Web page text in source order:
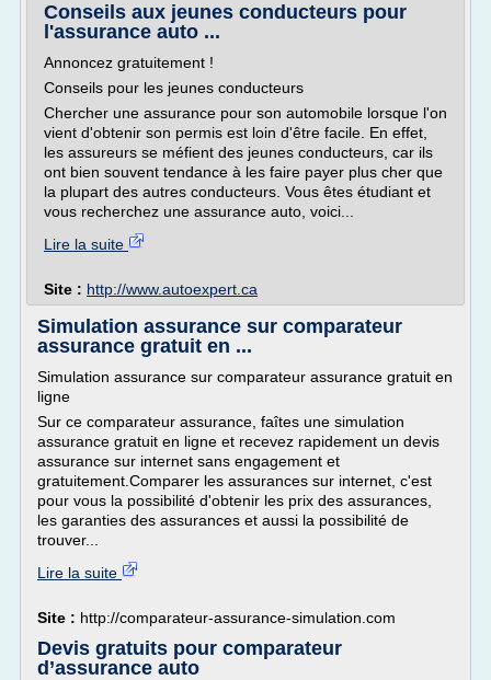
Conseils aux jeunes conducteurs pour
l'assurance auto ...
Annoncez gratuitement !
Conseils pour les jeunes conducteurs
Chercher une assurance pour son automobile lorsque l'on
vient d'obtenir son permis est loin d'être facile. En effet,
les assureurs se méfient des jeunes conducteurs, car ils
ont bien souvent tendance à les faire payer plus cher que
la plupart des autres conducteurs. Vous êtes étudiant et
vous recherchez une assurance auto, voici...
Lire la suite
Site : http://www.autoexpert.ca
Simulation assurance sur comparateur
assurance gratuit en ...
Simulation assurance sur comparateur assurance gratuit en
ligne
Sur ce comparateur assurance, faîtes une simulation
assurance gratuit en ligne et recevez rapidement un devis
assurance sur internet sans engagement et
gratuitement.Comparer les assurances sur internet, c'est
pour vous la possibilité d'obtenir les prix des assurances,
les garanties des assurances et aussi la possibilité de
trouver...
Lire la suite
Site : http://comparateur-assurance-simulation.com
Devis gratuits pour comparateur
d’assurance auto